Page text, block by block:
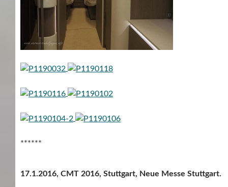
******
17.1.2016, CMT 2016, Stuttgart, Neue Messe Stuttgart.